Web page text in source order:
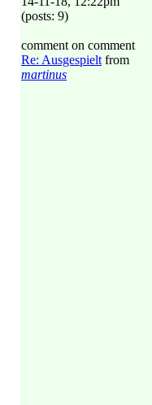
(posts: 9)
comment on comment
Re: Ausgespielt from
martinus